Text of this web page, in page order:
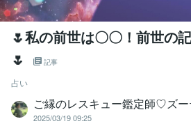
🌷私の前世は〇〇！前世の
🌷
記事
占い
ご縁のレスキュー鑑定師♡ズー
2025/03/19 09:25